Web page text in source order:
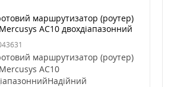
маршрутизатор (роутер)
AC10 двохдіапазонний
маршрутизатор (роутер)
AC10